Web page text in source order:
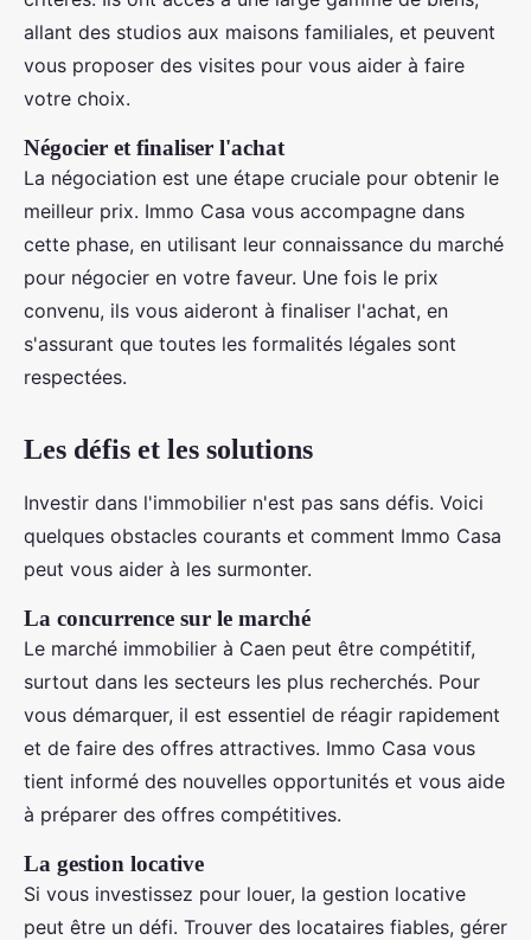
allant des studios aux maisons familiales, et peuvent
vous proposer des visites pour vous aider à faire
votre choix.
Négocier et finaliser l'achat
La négociation est une étape cruciale pour obtenir le
meilleur prix. Immo Casa vous accompagne dans
cette phase, en utilisant leur connaissance du marché
pour négocier en votre faveur. Une fois le prix
convenu, ils vous aideront à finaliser l'achat, en
s'assurant que toutes les formalités légales sont
respectées.
Les défis et les solutions
Investir dans l'immobilier n'est pas sans défis. Voici
quelques obstacles courants et comment Immo Casa
peut vous aider à les surmonter.
La concurrence sur le marché
Le marché immobilier à Caen peut être compétitif,
surtout dans les secteurs les plus recherchés. Pour
vous démarquer, il est essentiel de réagir rapidement
et de faire des offres attractives. Immo Casa vous
tient informé des nouvelles opportunités et vous aide
à préparer des offres compétitives.
La gestion locative
Si vous investissez pour louer, la gestion locative
peut être un défi. Trouver des locataires fiables, gérer